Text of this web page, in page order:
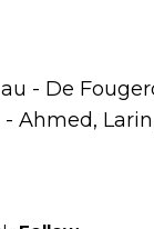
- De
Ahmed,